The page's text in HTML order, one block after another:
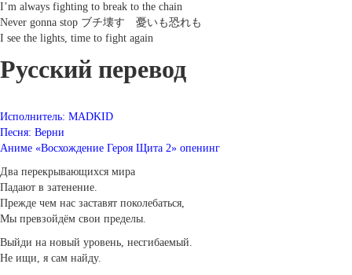
I’m always fighting to break to the chain
Never gonna stop ブチ壊す 憂いも恐れも
I see the lights, time to fight again
Русский перевод
Исполнитель: MADKID
Песня: Верни
Аниме «Восхождение Героя Щита 2» опенинг
Два перекрывающихся мира
Падают в затенение.
Прежде чем нас заставят поколебаться,
Мы превзойдём свои пределы.
Выйди на новый уровень, несгибаемый.
Не ищи, я сам найду.